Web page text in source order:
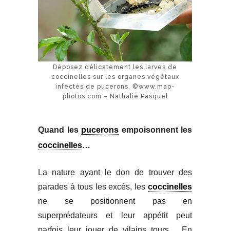
Déposez délicatement les larves de
coccinelles sur les organes végétaux
infectés de pucerons. ©www.map-
photos.com – Nathalie Pasquel
Quand les pucerons empoisonnent les
coccinelles…
La nature ayant le don de trouver des
parades à tous les excès, les coccinelles
ne se positionnent pas en
superprédateurs et leur appétit peut